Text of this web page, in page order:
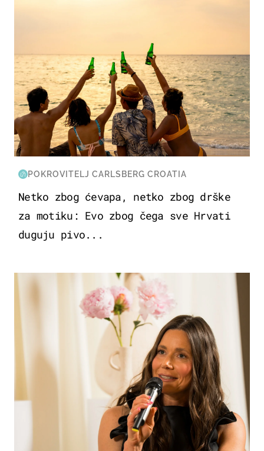
POKROVITELJ CARLSBERG CROATIA
Netko zbog ćevapa, netko zbog drške
za motiku: Evo zbog čega sve Hrvati
duguju pivo...
MODA & LJEPOTA